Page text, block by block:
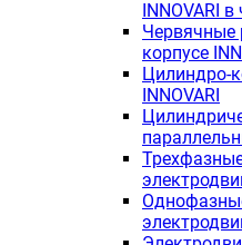
INNOVARI
Червячные
корпусе
Цилиндро-
INNOVARI